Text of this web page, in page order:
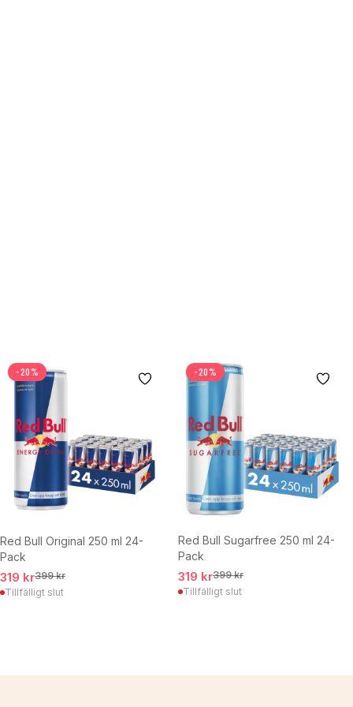
-20%
Red Bull Original 250 ml 24-
Pack
319 kr399 kr
Tillfälligt slut
-20%
Red Bull Sugarfree 250 ml 24-
Pack
319 kr399 kr
Tillfälligt slut